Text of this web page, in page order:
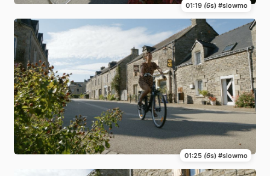
01:19 (6s) #slowmo
01:25 (6s) #slowmo